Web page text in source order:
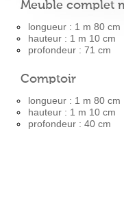
Meuble complet
longueur : 1 m 80 cm
hauteur : 1 m 10 cm
profondeur : 71 cm
Comptoir
longueur : 1 m 80 cm
hauteur : 1 m 10 cm
profondeur : 40 cm